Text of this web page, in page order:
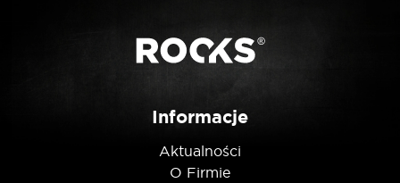
Informacje
Aktualności
O Firmie